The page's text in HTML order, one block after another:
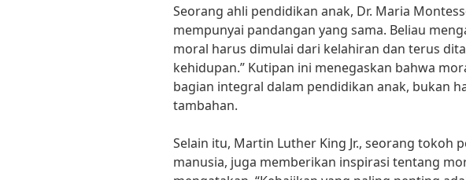
Seorang ahli pendidikan anak, Dr. Maria
mempunyai pandangan yang sama. Beliau
moral harus dimulai dari kelahiran dan terus
kehidupan.” Kutipan ini menegaskan bahwa
bagian integral dalam pendidikan anak, bukan
tambahan.
Selain itu, Martin Luther King Jr., seorang tokoh
manusia, juga memberikan inspirasi tentang